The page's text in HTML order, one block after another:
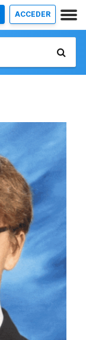
ACCEDER